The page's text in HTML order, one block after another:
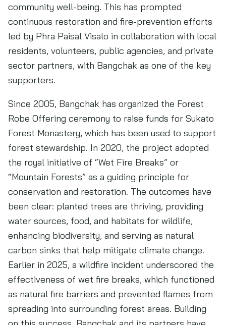
community well-being. This has prompted
continuous restoration and fire-prevention efforts
led by Phra Paisal Visalo in collaboration with local
residents, volunteers, public agencies, and private
sector partners, with Bangchak as one of the key
supporters.
Since 2005, Bangchak has organized the Forest
Robe Offering ceremony to raise funds for Sukato
Forest Monastery, which has been used to support
forest stewardship. In 2020, the project adopted
the royal initiative of “Wet Fire Breaks” or
“Mountain Forests” as a guiding principle for
conservation and restoration. The outcomes have
been clear: planted trees are thriving, providing
water sources, food, and habitats for wildlife,
enhancing biodiversity, and serving as natural
carbon sinks that help mitigate climate change.
Earlier in 2025, a wildfire incident underscored the
effectiveness of wet fire breaks, which functioned
as natural fire barriers and prevented flames from
spreading into surrounding forest areas. Building